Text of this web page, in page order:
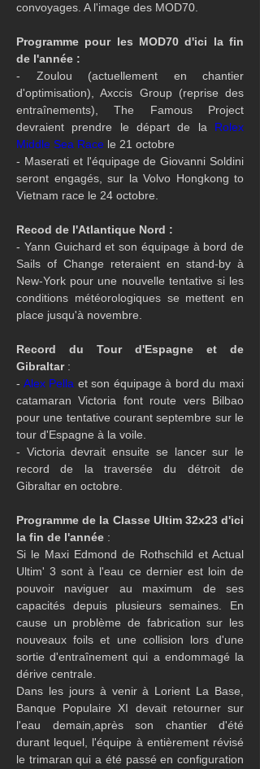
convoyages. A l'image des MOD70.
Programme pour les MOD70 d'ici la fin
de l'année :
- Zoulou (actuellement en chantier
d'optimisation), Axccis Group (reprise des
entraînements), The Famous Project
devraient prendre le départ de la Rolex
Middle Sea Race le 21 octobre
- Maserati et l'équipage de Giovanni Soldini
seront engagés, sur la Volvo Hongkong to
Vietnam race le 24 octobre.
Recod de l'Atlantique Nord :
- Yann Guichard et son équipage à bord de
Sails of Change reteraient en stand-by à
New-York pour une nouvelle tentative si les
conditions météorologiques se mettent en
place jusqu'à novembre.
Record du Tour d'Espagne et de
Gibraltar :
- Alex Pella et son équipage à bord du maxi
catamaran Victoria font route vers Bilbao
pour une tentative courant septembre sur le
tour d'Espagne à la voile.
- Victoria devrait ensuite se lancer sur le
record de la traversée du détroit de
Gibraltar en octobre.
Programme de la Classe Ultim 32x23 d'ici
la fin de l'année :
Si le Maxi Edmond de Rothschild et Actual
Ultim' 3 sont à l'eau ce dernier est loin de
pouvoir naviguer au maximum de ses
capacités depuis plusieurs semaines. En
cause un problème de fabrication sur les
nouveaux foils et une collision lors d'une
sortie d'entraînement qui a endommagé la
dérive centrale.
Dans les jours à venir à Lorient La Base,
Banque Populaire XI devait retourner sur
l'eau demain,après son chantier d'été
durant lequel, l'équipe à entièrement révisé
le trimaran qui a été passé en configuration